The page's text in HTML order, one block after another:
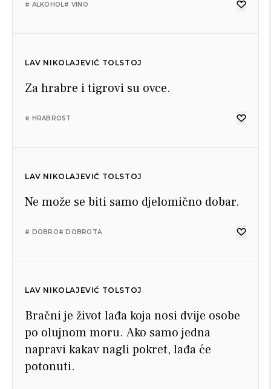
# ALKOHOL# VINO
LAV NIKOLAJEVIĆ TOLSTOJ
Za hrabre i tigrovi su ovce.
# HRABROST
LAV NIKOLAJEVIĆ TOLSTOJ
Ne može se biti samo djelomično dobar.
# DOBRO# DOBROTA
LAV NIKOLAJEVIĆ TOLSTOJ
Bračni je život lađa koja nosi dvije osobe
po olujnom moru. Ako samo jedna
napravi kakav nagli pokret, lađa će
potonuti.